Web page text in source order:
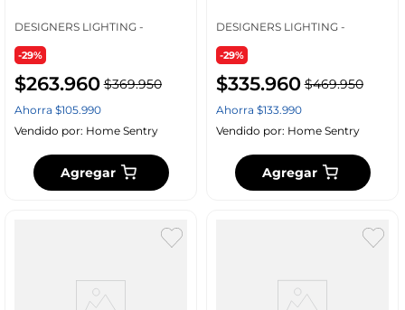
DESIGNERS LIGHTING -
-29%
$263.960 $369.950
Ahorra $105.990
Vendido por: Home Sentry
Agregar
DESIGNERS LIGHTING -
-29%
$335.960 $469.950
Ahorra $133.990
Vendido por: Home Sentry
Agregar